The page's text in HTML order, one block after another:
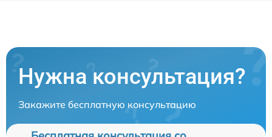
Нужна консультация?
Закажите бесплатную консультацию